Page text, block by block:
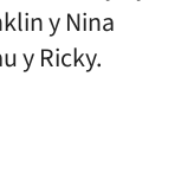
y Nina
y Ricky.